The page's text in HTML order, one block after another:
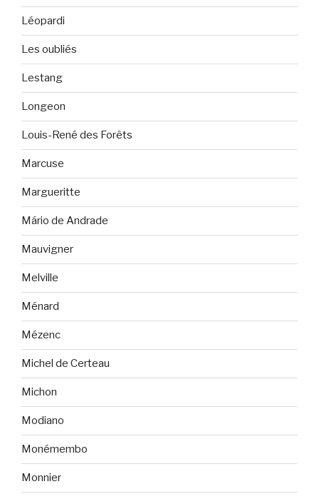
Léopardi
Les oubliés
Lestang
Longeon
Louis-René des Forêts
Marcuse
Margueritte
Mário de Andrade
Mauvigner
Melville
Ménard
Mézenc
Michel de Certeau
Michon
Modiano
Monémembo
Monnier